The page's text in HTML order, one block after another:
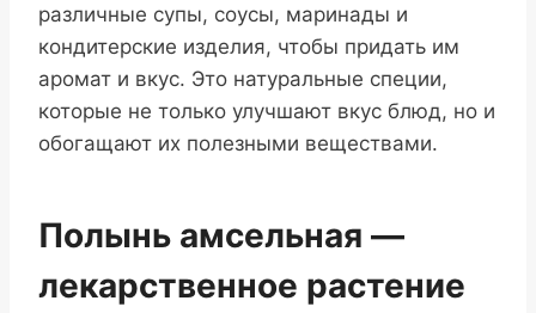
различные супы, соусы, маринады и
кондитерские изделия, чтобы придать им
аромат и вкус. Это натуральные специи,
которые не только улучшают вкус блюд, но и
обогащают их полезными веществами.
Полынь амсельная —
лекарственное растение